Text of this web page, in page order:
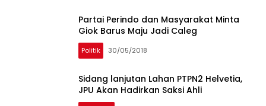
Partai Perindo dan Masyarakat Minta
Giok Barus Maju Jadi Caleg
Politik 30/05/2018
Sidang lanjutan Lahan PTPN2 Helvetia,
JPU Akan Hadirkan Saksi Ahli